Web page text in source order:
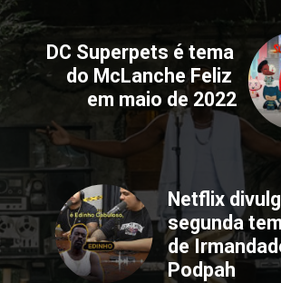
Netflix
segunda
de
Podpah
DC Superpets é tema
do McLanche Feliz
em maio de 2022